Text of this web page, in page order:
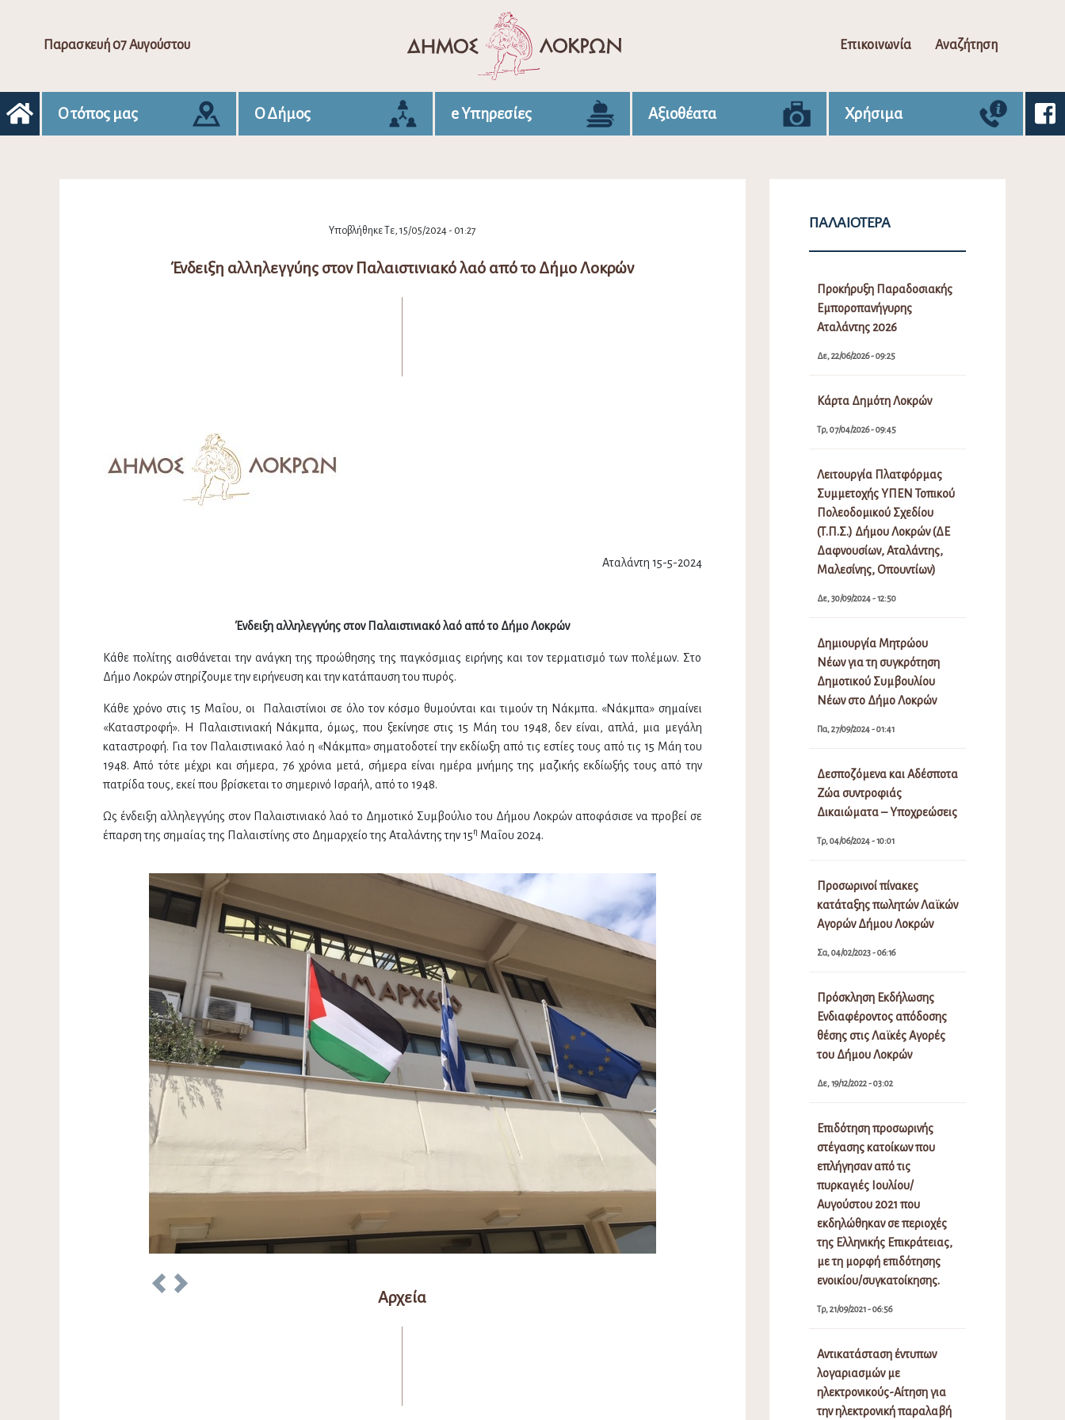
Παρασκευή 07 Αυγούστου Επικοινωνία Αναζήτηση
Ο τόπος μας Ο Δήμος e Υπηρεσίες Αξιοθέατα Χρήσιμα
Υποβλήθηκε Τε, 15/05/2024 - 01:27
Ένδειξη αλληλεγγύης στον Παλαιστινιακό λαό από το Δήμο Λοκρών
Αταλάντη 15-5-2024
Ένδειξη αλληλεγγύης στον Παλαιστινιακό λαό από το Δήμο Λοκρών
Κάθε πολίτης αισθάνεται την ανάγκη της προώθησης της παγκόσμιας ειρήνης και τον τερματισμό των πολέμων. Στο
Δήμο Λοκρών στηρίζουμε την ειρήνευση και την κατάπαυση του πυρός.
Κάθε χρόνο στις 15 Μαΐου, οι Παλαιστίνιοι σε όλο τον κόσμο θυμούνται και τιμούν τη Νάκμπα. «Νάκμπα» σημαίνει
«Καταστροφή». Η Παλαιστινιακή Νάκμπα, όμως, που ξεκίνησε στις 15 Μάη του 1948, δεν είναι, απλά, μια μεγάλη
καταστροφή. Για τον Παλαιστινιακό λαό η «Νάκμπα» σηματοδοτεί την εκδίωξη από τις εστίες τους από τις 15 Μάη του
1948. Από τότε μέχρι και σήμερα, 76 χρόνια μετά, σήμερα είναι ημέρα μνήμης της μαζικής εκδίωξής τους από την
πατρίδα τους, εκεί που βρίσκεται το σημερινό Ισραήλ, από το 1948.
Ως ένδειξη αλληλεγγύης στον Παλαιστινιακό λαό το Δημοτικό Συμβούλιο του Δήμου Λοκρών αποφάσισε να προβεί σε
έπαρση της σημαίας της Παλαιστίνης στο Δημαρχείο της Αταλάντης την 15η Μαΐου 2024.
Previous
Αρχεία
ΠΑΛΑΙΌΤΕΡΑ
Προκήρυξη Παραδοσιακής
Εμποροπανήγυρης
Αταλάντης 2026
Δε, 22/06/2026 - 09:25
Κάρτα Δημότη Λοκρών
Τρ, 07/04/2026 - 09:45
Λειτουργία Πλατφόρμας
Συμμετοχής ΥΠΕΝ Τοπικού
Πολεοδομικού Σχεδίου
(Τ.Π.Σ.) Δήμου Λοκρών (ΔΕ
Δαφνουσίων, Αταλάντης,
Μαλεσίνης, Οπουντίων)
Δε, 30/09/2024 - 12:50
Δημιουργία Μητρώου
Νέων για τη συγκρότηση
Δημοτικού Συμβουλίου
Νέων στο Δήμο Λοκρών
Πα, 27/09/2024 - 01:41
Δεσποζόμενα και Αδέσποτα
Ζώα συντροφιάς
Δικαιώματα – Υποχρεώσεις
Τρ, 04/06/2024 - 10:01
Προσωρινοί πίνακες
κατάταξης πωλητών Λαϊκών
Αγορών Δήμου Λοκρών
Σα, 04/02/2023 - 06:16
Πρόσκληση Εκδήλωσης
Ενδιαφέροντος απόδοσης
θέσης στις Λαϊκές Αγορές
του Δήμου Λοκρών
Δε, 19/12/2022 - 03:02
Επιδότηση προσωρινής
στέγασης κατοίκων που
επλήγησαν από τις
πυρκαγιές Ιουλίου/
Αυγούστου 2021 που
εκδηλώθηκαν σε περιοχές
της Ελληνικής Επικράτειας,
με τη μορφή επιδότησης
ενοικίου/συγκατοίκησης.
Τρ, 21/09/2021 - 06:56
Αντικατάσταση έντυπων
λογαριασμών με
ηλεκτρονικούς-Αίτηση για
την ηλεκτρονική παραλαβή